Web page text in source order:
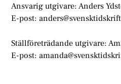
Ansvarig utgivare: Anders
E-post:
Ställföreträdande utgivare:
E-post: